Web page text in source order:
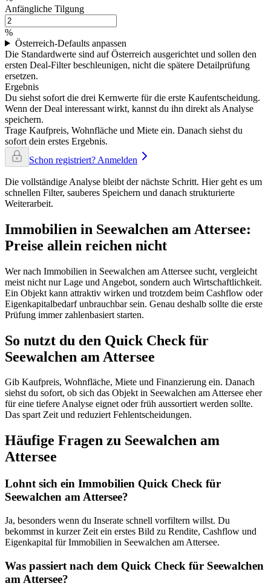
Anfängliche Tilgung
%
Österreich-Defaults anpassen
Die Standardwerte sind auf Österreich ausgerichtet und sollen den
ersten Deal-Filter beschleunigen, nicht die spätere Detailprüfung
ersetzen.
Ergebnis
Du siehst sofort die drei Kernwerte für die erste Kaufentscheidung.
Wenn der Deal interessant wirkt, kannst du ihn direkt als Analyse
speichern.
Trage Kaufpreis, Wohnfläche und Miete ein. Danach siehst du
sofort dein erstes Ergebnis.
Schon registriert? Anmelden
Die vollständige Analyse bleibt der nächste Schritt. Hier geht es um
schnellen Filter, sauberes Speichern und danach strukturierte
Weiterarbeit.
Immobilien in Seewalchen am Attersee:
Preise allein reichen nicht
Wer nach Immobilien in Seewalchen am Attersee sucht, vergleicht
meist nicht nur Lage und Angebot, sondern auch Wirtschaftlichkeit.
Ein Objekt kann attraktiv wirken und trotzdem beim Cashflow oder
Eigenkapitalbedarf unbrauchbar sein. Genau deshalb sollte die erste
Prüfung immer zahlenbasiert starten.
So nutzt du den Quick Check für
Seewalchen am Attersee
Gib Kaufpreis, Wohnfläche, Miete und Finanzierung ein. Danach
siehst du sofort, ob sich das Objekt in Seewalchen am Attersee eher
für eine tiefere Analyse eignet oder früh aussortiert werden sollte.
Das spart Zeit und reduziert Fehlentscheidungen.
Häufige Fragen zu Seewalchen am
Attersee
Lohnt sich ein Immobilien Quick Check für
Seewalchen am Attersee?
Ja, besonders wenn du Inserate schnell vorfiltern willst. Du
bekommst in kurzer Zeit ein erstes Bild zu Rendite, Cashflow und
Eigenkapital für Immobilien in Seewalchen am Attersee.
Was passiert nach dem Quick Check für Seewalchen
am Attersee?